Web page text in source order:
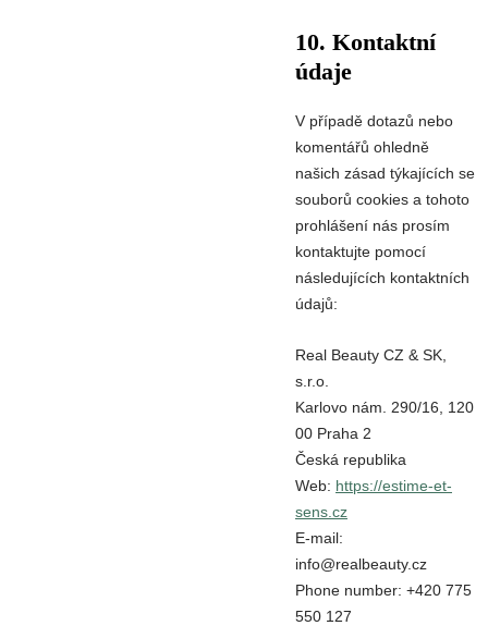
10. Kontaktní
údaje
V případě dotazů nebo
komentářů ohledně
našich zásad týkajících se
souborů cookies a tohoto
prohlášení nás prosím
kontaktujte pomocí
následujících kontaktních
údajů:
Real Beauty CZ & SK,
s.r.o.
Karlovo nám. 290/16, 120
00 Praha 2
Česká republika
Web: https://estime-et-
sens.cz
E-mail:
info@realbeauty.cz
Phone number: +420 775
550 127